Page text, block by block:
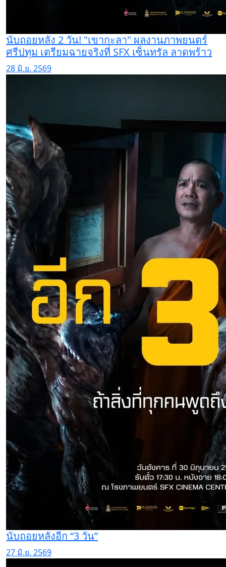
นับถอยหลัง 2 วัน! "เขากะลา" ผลงานภาพยนตร์
ศรีปทุม เตรียมฉายจริงที่ SFX เซ็นทรัล ลาดพร้าว
28 มิ.ย. 2569
นับถอยหลังอีก “3 วัน”
27 มิ.ย. 2569